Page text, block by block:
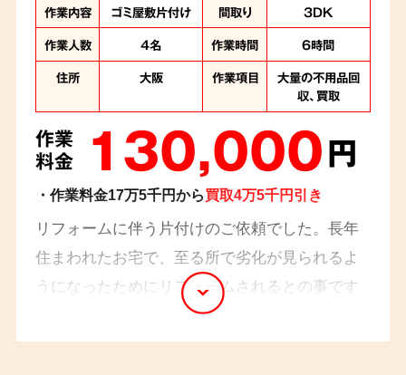
作業内容 ゴミ屋敷片付け 間取り
3DK
作業人数
4名 作業時間
6時間
住所
大阪 作業項目
大量の不用品回
収、買取
作業
料金
130,000円
・作業料金17万5千円から買取4万5千円引き
リフォームに伴う片付けのご依頼でした。長年
住まわれたお宅で、至る所で劣化が見られるよ
うになったためにリフォームされるとの事です
が、大量のごみにお困りの様子でした。 スタッ
フ4名でお伺いし、6時間の作業となりました。